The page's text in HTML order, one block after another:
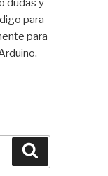
para
para